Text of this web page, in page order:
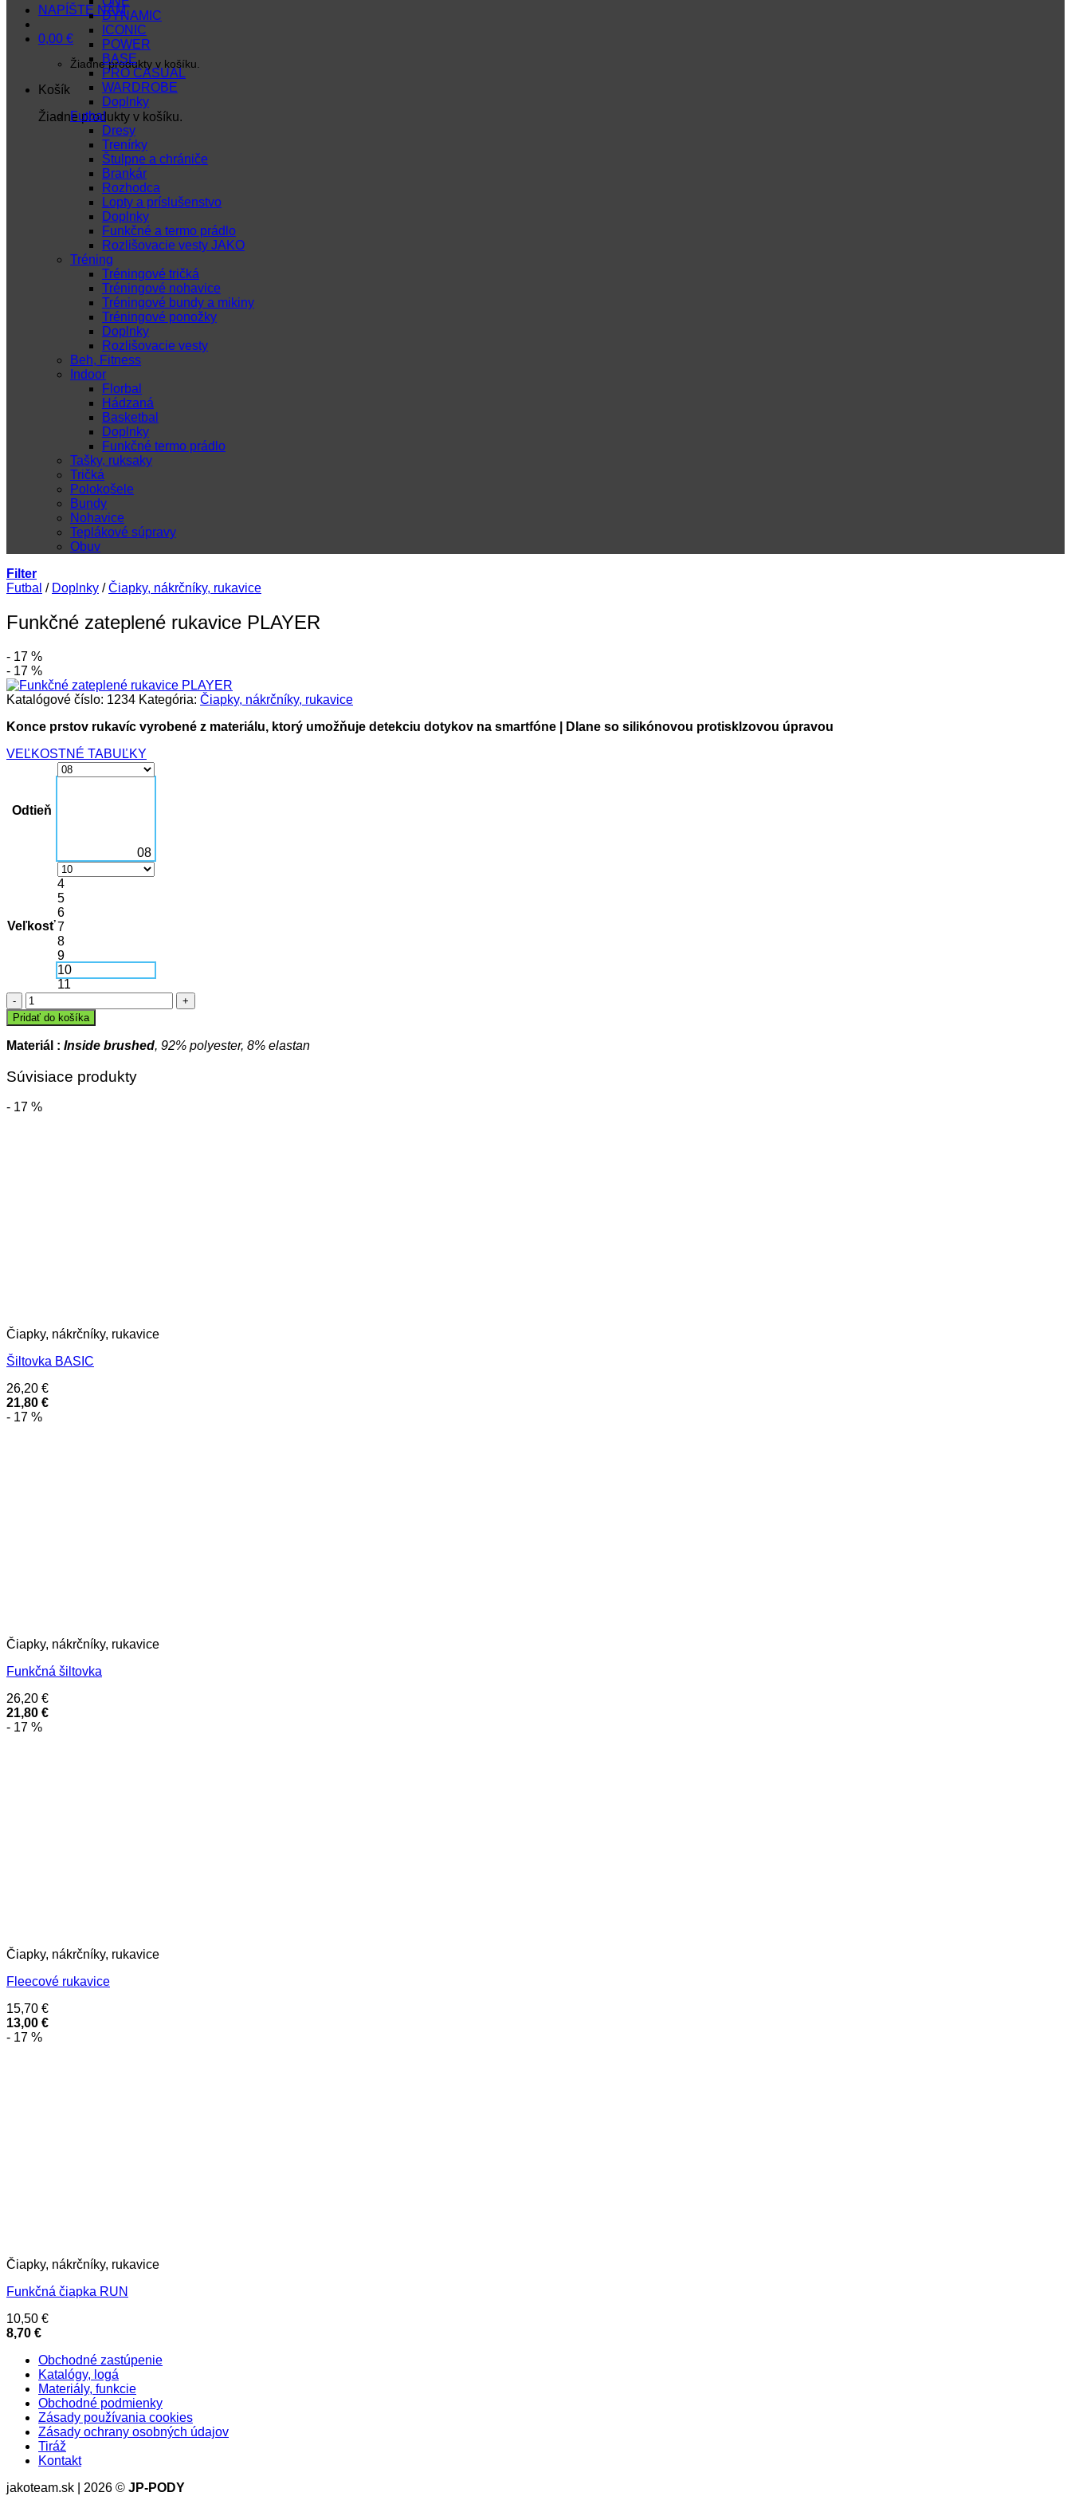
NAPÍŠTE NÁM
0,00 €
Žiadne produkty v košíku.
Košík
Žiadne produkty v košíku.
DYNAMIC
ICONIC
POWER
BASE
PRO CASUAL
WARDROBE
Doplnky
Futbal
Dresy
Trenírky
Štulpne a chrániče
Brankár
Rozhodca
Lopty a príslušenstvo
Doplnky
Funkčné a termo prádlo
Rozlišovacie vesty JAKO
Tréning
Tréningové tričká
Tréningové nohavice
Tréningové bundy a mikiny
Tréningové ponožky
Doplnky
Rozlišovacie vesty
Beh, Fitness
Indoor
Florbal
Hádzaná
Basketbal
Doplnky
Funkčné termo prádlo
Tašky, ruksaky
Tričká
Polokošele
Bundy
Nohavice
Teplákové súpravy
Obuv
Filter
Futbal / Doplnky / Čiapky, nákrčníky, rukavice
Funkčné zateplené rukavice PLAYER
- 17 %
- 17 %
Katalógové číslo: 1234 Kategória: Čiapky, nákrčníky, rukavice
Konce prstov rukavíc vyrobené z materiálu, ktorý umožňuje detekciu dotykov na smartfóne | Dlane so silikónovou protisklzovou úpravou
VEĽKOSTNÉ TABUĽKY
Odtieň
08
Veľkosť
4
5
6
7
8
9
10
11
množstvo
Funkčné
zateplené
rukavice
Pridať do košíka
Materiál : Inside brushed, 92% polyester, 8% elastan
Súvisiace produkty
- 17 %
Čiapky, nákrčníky, rukavice
Šiltovka BASIC
26,20 €
21,80 €
- 17 %
Čiapky, nákrčníky, rukavice
Funkčná šiltovka
26,20 €
21,80 €
- 17 %
Čiapky, nákrčníky, rukavice
Fleecové rukavice
15,70 €
13,00 €
- 17 %
Čiapky, nákrčníky, rukavice
Funkčná čiapka RUN
10,50 €
8,70 €
Obchodné zastúpenie
Katalógy, logá
Materiály, funkcie
Obchodné podmienky
Zásady používania cookies
Zásady ochrany osobných údajov
Tiráž
Kontakt
jakoteam.sk | 2026 © JP-PODY